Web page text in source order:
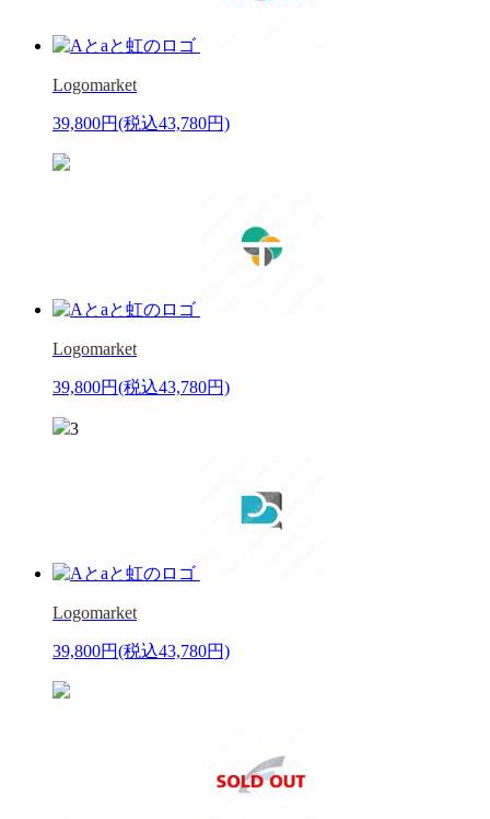
Logomarket
39,800円(税込43,780円)
Logomarket
39,800円(税込43,780円)
3
Logomarket
39,800円(税込43,780円)